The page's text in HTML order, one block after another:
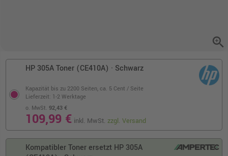
zoom_in
HP 305A Toner (CE410A) · Schwarz
Kapazität bis zu 2200 Seiten, ca. 5 Cent / Seite
o. MwSt.92,43 €
109,99 € inkl. MwSt.zzgl. Versand
Lieferzeit: 1-2 Werktage
Kompatibler Toner ersetzt HP 305A